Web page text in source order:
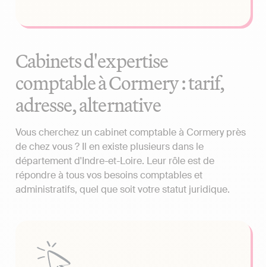
Cabinets d'expertise
comptable à Cormery : tarif,
adresse, alternative
Vous cherchez un cabinet comptable à Cormery près
de chez vous ? Il en existe plusieurs dans le
département d'Indre-et-Loire. Leur rôle est de
répondre à tous vos besoins comptables et
administratifs, quel que soit votre statut juridique.